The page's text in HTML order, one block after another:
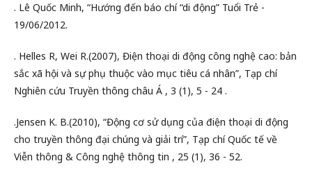
. Lê Quốc Minh, “Hướng đến báo chí “di động” Tuổi Trẻ -
19/06/2012.
. Helles R, Wei R.(2007), Điện thoại di động công nghệ cao: bản
sắc xã hội và sự phụ thuộc vào mục tiêu cá nhân”, Tạp chí
Nghiên cứu Truyền thông châu Á , 3 (1), 5 - 24 .
.Jensen K. B.(2010), “Động cơ sử dụng của điện thoại di động
cho truyền thông đại chúng và giải trí”, Tạp chí Quốc tế về
Viễn thông & Công nghệ thông tin , 25 (1), 36 - 52.